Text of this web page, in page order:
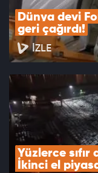
Dünya devi
geri çağırdı!
İZLE
Yüzlerce sıfır
İkinci el